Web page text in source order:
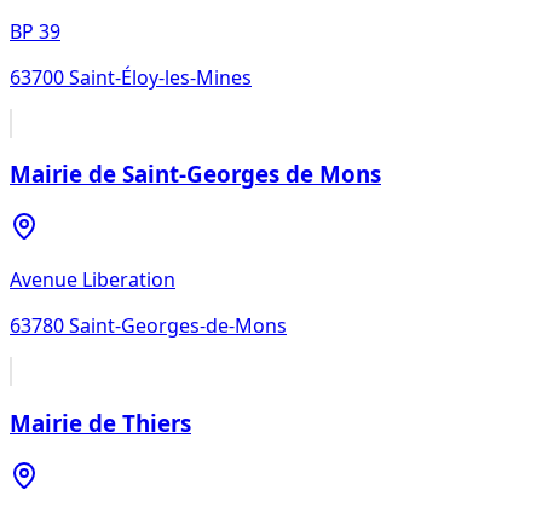
BP 39
63700Saint-Éloy-les-Mines
Mairie de Saint-Georges de Mons
Avenue Liberation
63780Saint-Georges-de-Mons
Mairie de Thiers